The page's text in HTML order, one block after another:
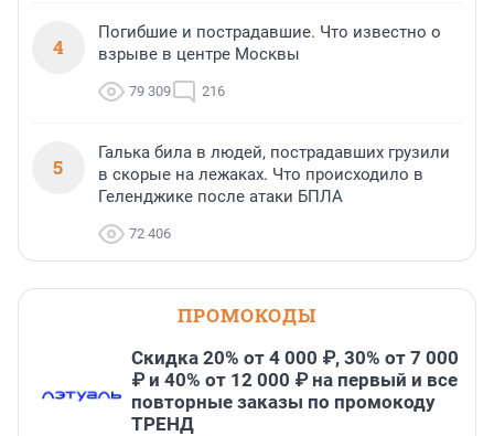
4
Погибшие и пострадавшие. Что известно о
взрыве в центре Москвы
79 309 216
5
Галька била в людей, пострадавших грузили
в скорые на лежаках. Что происходило в
Геленджике после атаки БПЛА
72 406
ПРОМОКОДЫ
Скидка 20% от 4 000 ₽, 30% от 7 000
₽ и 40% от 12 000 ₽ на первый и все
повторные заказы по промокоду
ТРЕНД